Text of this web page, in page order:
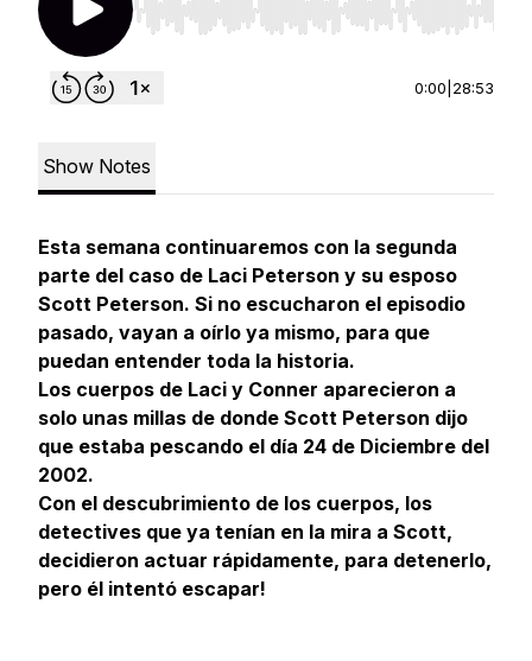
Use Left/Right to seek, Home/End to jump to
0:00 28:53
Show Notes
Esta semana continuaremos con la segunda
parte del caso de Laci Peterson y su esposo
Scott Peterson. Si no escucharon el episodio
pasado, vayan a oírlo ya mismo, para que
puedan entender toda la historia.
Los cuerpos de Laci y Conner aparecieron a
solo unas millas de donde Scott Peterson dijo
que estaba pescando el día 24 de Diciembre del
2002.
Con el descubrimiento de los cuerpos, los
detectives que ya tenían en la mira a Scott,
decidieron actuar rápidamente, para detenerlo,
pero él intentó escapar!